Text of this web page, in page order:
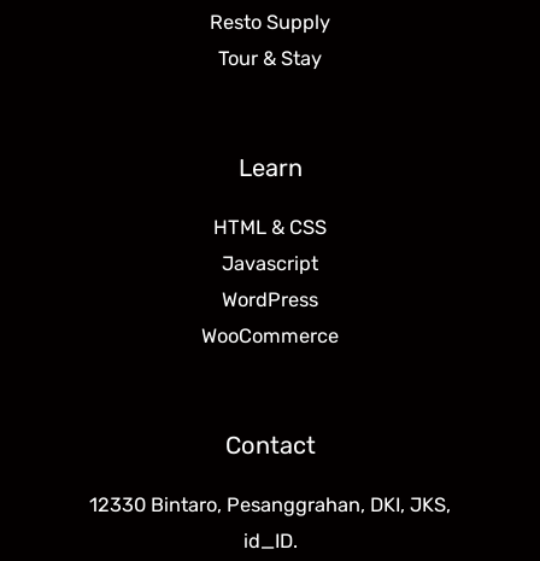
Resto Supply
Tour & Stay
Learn
HTML & CSS
Javascript
WordPress
WooCommerce
Contact
12330 Bintaro, Pesanggrahan, DKI, JKS,
id_ID.